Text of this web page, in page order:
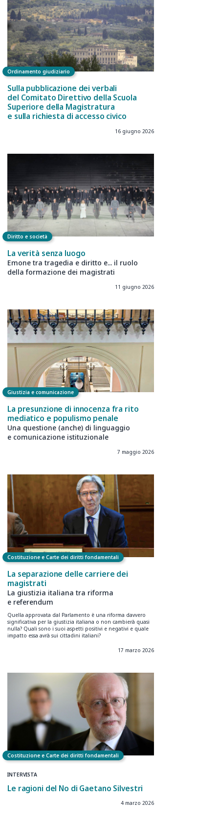
Ordinamento giudiziario
Sulla pubblicazione dei verbali
del Comitato Direttivo della Scuola
Superiore della Magistratura
e sulla richiesta di accesso civico
16 giugno 2026
Diritto e società
La verità senza luogo
Emone tra tragedia e diritto e... il ruolo
della formazione dei magistrati
11 giugno 2026
Giustizia e comunicazione
La presunzione di innocenza fra rito
mediatico e populismo penale
Una questione (anche) di linguaggio
e comunicazione istituzionale
7 maggio 2026
Costituzione e Carte dei diritti fondamentali
La separazione delle carriere dei
magistrati
La giustizia italiana tra riforma
e referendum
Quella approvata dal Parlamento è una riforma davvero
significativa per la giustizia italiana o non cambierà quasi
nulla? Quali sono i suoi aspetti positivi e negativi e quale
impatto essa avrà sui cittadini italiani?
17 marzo 2026
Costituzione e Carte dei diritti fondamentali
INTERVISTA
Le ragioni del No di Gaetano Silvestri
4 marzo 2026